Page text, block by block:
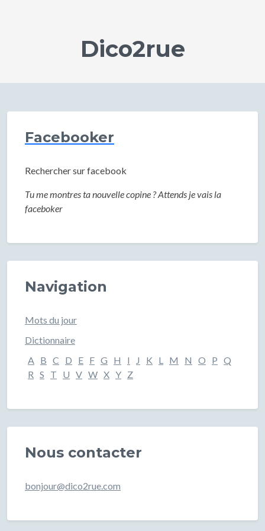
Dico2rue
Facebooker
Rechercher sur facebook
Tu me montres ta nouvelle copine ? Attends je vais la
faceboker
Navigation
Mots du jour
Dictionnaire
A B C D E F G H I J K L M N O P Q
R S T U V W X Y Z
Nous contacter
bonjour@dico2rue.com